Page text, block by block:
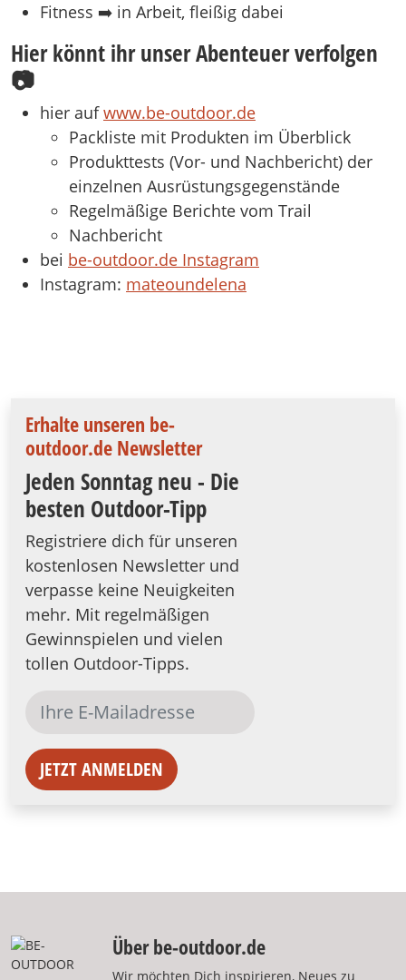
Fitness ➡️ in Arbeit, fleißig dabei
Hier könnt ihr unser Abenteuer verfolgen
📷
hier aufwww.be-outdoor.de
Packliste mit Produkten im Überblick
Produkttests (Vor- und Nachbericht) der
einzelnen Ausrüstungsgegenstände
Regelmäßige Berichte vom Trail
Nachbericht
bei be-outdoor.de Instagram
Instagram: mateoundelena
Erhalte unseren be-
outdoor.de Newsletter
Jeden Sonntag neu - Die
besten Outdoor-Tipp
Registriere dich für unseren
kostenlosen Newsletter und
verpasse keine Neuigkeiten
mehr. Mit regelmäßigen
Gewinnspielen und vielen
tollen Outdoor-Tipps.
JETZT ANMELDEN
Über be-outdoor.de
Wir möchten Dich inspirieren, Neues zu